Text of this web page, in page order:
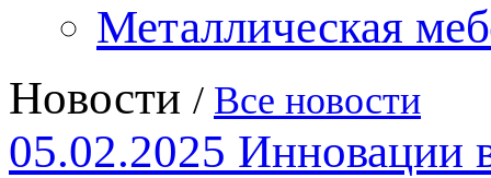
Металлическая
Новости / Все новости
05.02.2025 Инновации